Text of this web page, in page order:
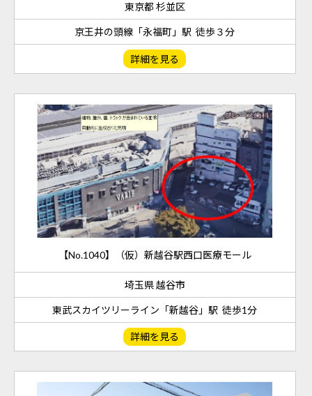
東京都 杉並区
京王井の頭線「永福町」駅 徒歩３分
詳細を見る
【No.1040】（仮）新越谷駅西口医療モール
埼玉県 越谷市
東武スカイツリーライン「新越谷」駅 徒歩1分
詳細を見る